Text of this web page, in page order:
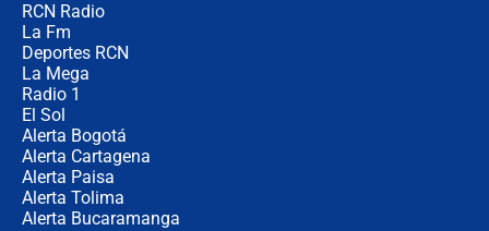
RCN Radio
La Fm
Deportes RCN
La Mega
Radio 1
El Sol
Alerta Bogotá
Alerta Cartagena
Alerta Paisa
Alerta Tolima
Alerta Bucaramanga